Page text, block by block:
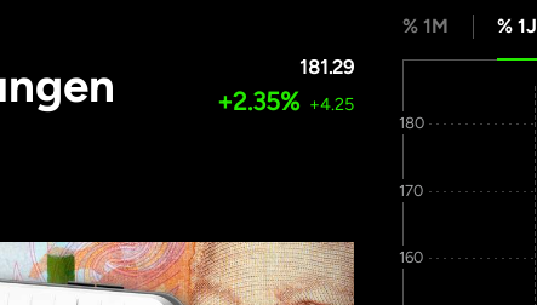
181.29
+2.35% +4.25
% 1M % 1J
160
170
180